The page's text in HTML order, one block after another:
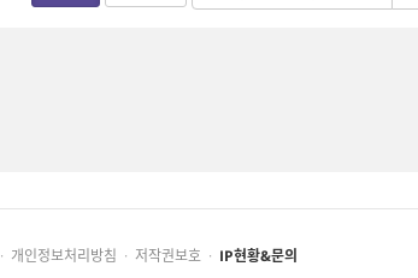
· 개인정보처리방침 · 저작권보호 · IP현황&문의